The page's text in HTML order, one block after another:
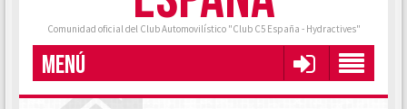
Comunidad oficial del Club Automovilístico "Club C5 España - Hydractives"
MENÚ